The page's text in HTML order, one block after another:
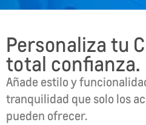
Personaliza tu
total confianza.
Añade estilo y
tranquilidad que solo los
pueden ofrecer.